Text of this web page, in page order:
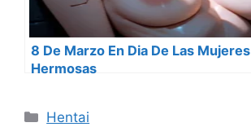
8 De Marzo En Dia De Las Mujeres
Hermosas
Categorías
Hentai